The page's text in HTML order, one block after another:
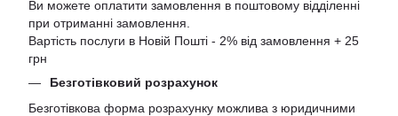
Ви можете оплатити замовлення в поштовому відділенні
при отриманні замовлення.
Вартість послуги в Новій Пошті - 2% від замовлення + 25
грн
Безготівковий розрахунок
Безготівкова форма розрахунку можлива з юридичними